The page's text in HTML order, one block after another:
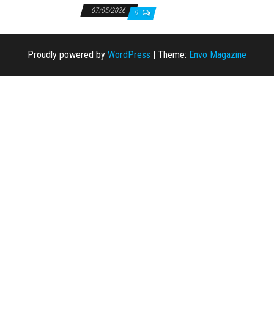
07/05/2026 0
Proudly powered by WordPress Theme: Envo Magazine